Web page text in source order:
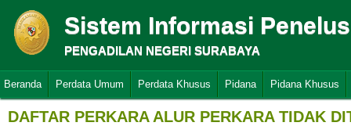
Sistem Informasi
PENGADILAN NEGERI SURABAYA
Beranda Perdata Umum Perdata Khusus Pidana Pidana Khusus
DAFTAR PERKARA ALUR PERKARA TIDAK